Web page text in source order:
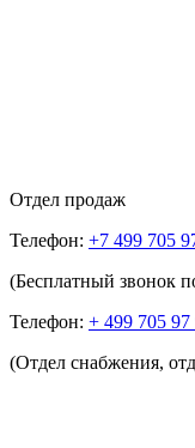
Отдел продаж
Телефон: +7 499 705
(Бесплатный звонок
Телефон: + 499 705 97
(Отдел снабжения,